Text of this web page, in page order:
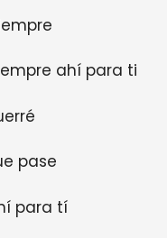
ahí para ti
pase
para tí